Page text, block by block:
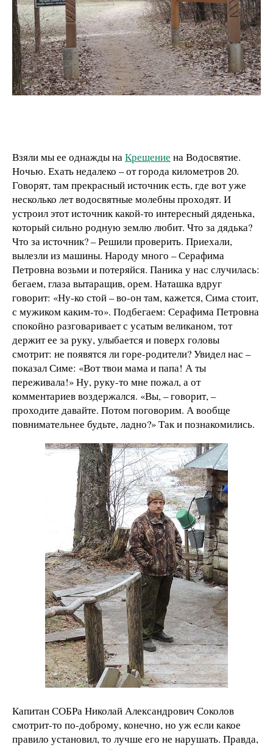
Взяли мы ее однажды наКрещение на Водосвятие.
Ночью. Ехать недалеко – от города километров 20.
Говорят, там прекрасный источник есть, где вот уже
несколько лет водосвятные молебны проходят. И
устроил этот источник какой-то интересный дяденька,
который сильно родную землю любит. Что за дядька?
Что за источник? – Решили проверить. Приехали,
вылезли из машины. Народу много – Серафима
Петровна возьми и потеряйся. Паника у нас случилась:
бегаем, глаза вытаращив, орем. Наташка вдруг
говорит: «Ну-ко стой – во-он там, кажется, Сима стоит,
с мужиком каким-то». Подбегаем: Серафима Петровна
спокойно разговаривает с усатым великаном, тот
держит ее за руку, улыбается и поверх головы
смотрит: не появятся ли горе-родители? Увидел нас –
показал Симе: «Вот твои мама и папа! А ты
переживала!» Ну, руку-то мне пожал, а от
комментариев воздержался. «Вы, – говорит, –
проходите давайте. Потом поговорим. А вообще
повнимательнее будьте, ладно?» Так и познакомились.
Капитан СОБРа Николай Александрович Соколов
смотрит-то по-доброму, конечно, но уж если какое
правило установил, то лучше его не нарушать. Правда,